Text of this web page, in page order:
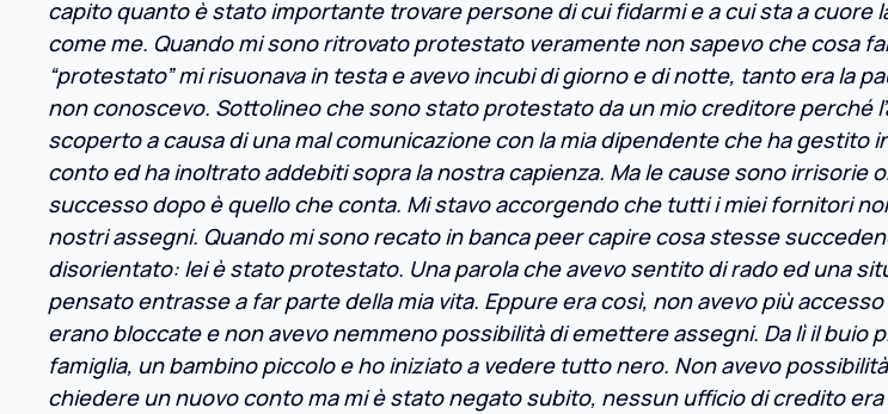
capito quanto è stato importante trovare persone di cui fidarmi e a cui sta a cuore
come me. Quando mi sono ritrovato protestato veramente non sapevo che cosa
“protestato” mi risuonava in testa e avevo incubi di giorno e di notte, tanto era la
non conoscevo. Sottolineo che sono stato protestato da un mio creditore perché
scoperto a causa di una mal comunicazione con la mia dipendente che ha gestito
conto ed ha inoltrato addebiti sopra la nostra capienza. Ma le cause sono irrisorie
successo dopo è quello che conta. Mi stavo accorgendo che tutti i miei fornitori
nostri assegni. Quando mi sono recato in banca peer capire cosa stesse
disorientato: lei è stato protestato. Una parola che avevo sentito di rado ed una
pensato entrasse a far parte della mia vita. Eppure era così, non avevo più
erano bloccate e non avevo nemmeno possibilità di emettere assegni. Da lì il buio
famiglia, un bambino piccolo e ho iniziato a vedere tutto nero. Non avevo
chiedere un nuovo conto ma mi è stato negato subito, nessun ufficio di credito